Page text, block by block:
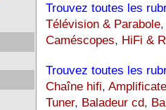
Trouvez toutes les
Télévision & Parabole
Caméscopes, HiFi &
Trouvez toutes les
Chaîne hifi,
Tuner, Baladeur cd,